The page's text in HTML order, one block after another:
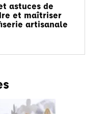
astuces de
et maîtriser
artisanale